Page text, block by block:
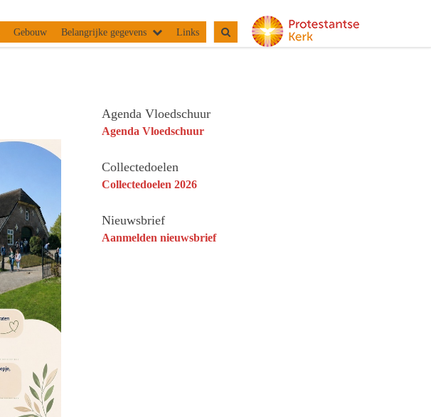
Gebouw Belangrijke gegevens Links
Agenda Vloedschuur
Agenda Vloedschuur
Collectedoelen
Collectedoelen 2026
Nieuwsbrief
Aanmelden nieuwsbrief